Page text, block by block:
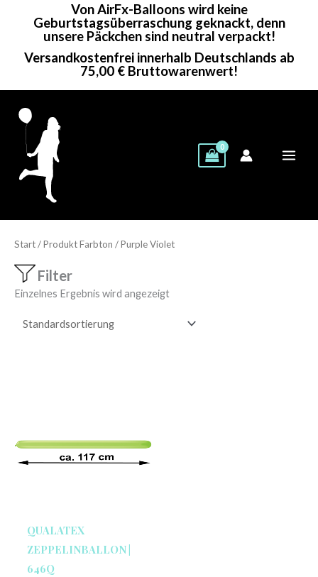
Von AirFx-Balloons wird keine
Geburtstagsüberraschung geknackt, denn
unsere Päckchen sind neutral verpackt!
Versandkostenfrei innerhalb Deutschlands ab
75,00 € Bruttowarenwert!
Start/ Produkt Farbton / Purple Violet
Filter
Einzelnes Ergebnis wird angezeigt
QUALATEX
ZEPPELINBALLON |
646Q